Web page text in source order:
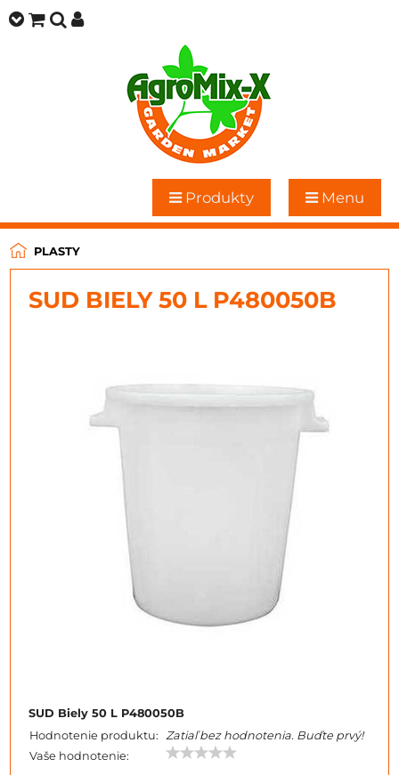
Produkty Menu
PLASTY
SUD BIELY 50 L P480050B
SUD Biely 50 L P480050B
Hodnotenie produktu: Zatiaľ bez hodnotenia. Buďte prvý!
Vaše hodnotenie: